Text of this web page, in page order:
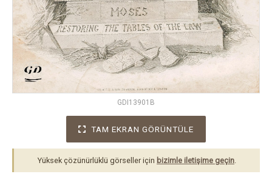
GDI13901B
TAM EKRAN GÖRÜNTÜLE
Yüksek çözünürlüklü görseller için bizimle iletişime geçin.